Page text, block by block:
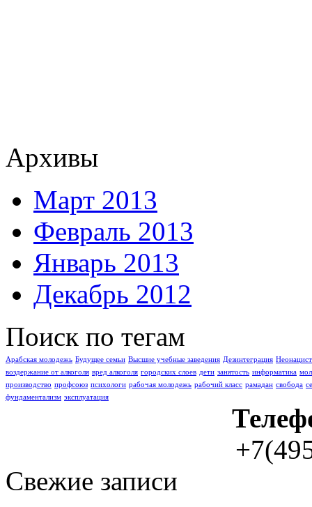
Архивы
Март 2013
Февраль 2013
Январь 2013
Декабрь 2012
Поиск по тегам
Арабская молодежь Буду­щее семьи Высшие учебные заведения Дезинтеграция
воздержание от алкоголя вред алкоголя городских слоев дети занятость информатика
производство профсоюз психологи рабочая молодежь рабочий класс рамадан свобода
фундаментализм эксплуатация
Свежие записи